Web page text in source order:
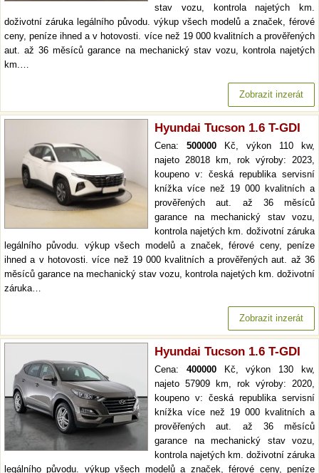
stav vozu, kontrola najetých km.
doživotní záruka legálního původu. výkup všech modelů a značek, férové
ceny, peníze ihned a v hotovosti. více než 19 000 kvalitních a prověřených
aut. až 36 měsíců garance na mechanický stav vozu, kontrola najetých
km.…
Zobrazit inzerát
Hyundai Tucson 1.6 T-GDI
Cena: 500000 Kč, výkon 110 kw,
najeto 28018 km, rok výroby: 2023,
koupeno v: česká republika servisní
knížka více než 19 000 kvalitních a
prověřených aut. až 36 měsíců
garance na mechanický stav vozu,
kontrola najetých km. doživotní záruka
legálního původu. výkup všech modelů a značek, férové ceny, peníze
ihned a v hotovosti. více než 19 000 kvalitních a prověřených aut. až 36
měsíců garance na mechanický stav vozu, kontrola najetých km. doživotní
záruka…
Zobrazit inzerát
Hyundai Tucson 1.6 T-GDI
Cena: 400000Kč, výkon 130 kw,
najeto 57909 km, rok výroby: 2020,
koupeno v: česká republika servisní
knížka více než 19 000 kvalitních a
prověřených aut. až 36 měsíců
garance na mechanický stav vozu,
kontrola najetých km. doživotní záruka
legálního původu. výkup všech modelů a značek, férové ceny, peníze